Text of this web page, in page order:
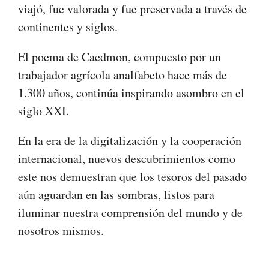
viajó, fue valorada y fue preservada a través de
continentes y siglos.
El poema de Caedmon, compuesto por un
trabajador agrícola analfabeto hace más de
1.300 años, continúa inspirando asombro en el
siglo XXI.
En la era de la digitalización y la cooperación
internacional, nuevos descubrimientos como
este nos demuestran que los tesoros del pasado
aún aguardan en las sombras, listos para
iluminar nuestra comprensión del mundo y de
nosotros mismos.